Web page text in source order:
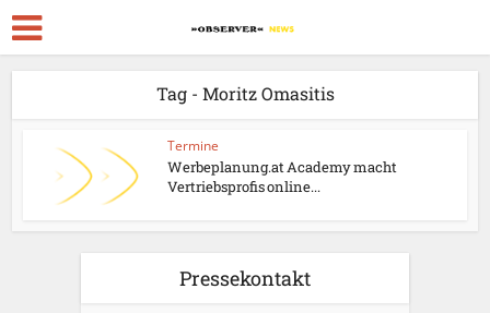
Tag - Moritz Omasitis
Termine
Werbeplanung.at Academy macht
Vertriebsprofis online...
Pressekontakt